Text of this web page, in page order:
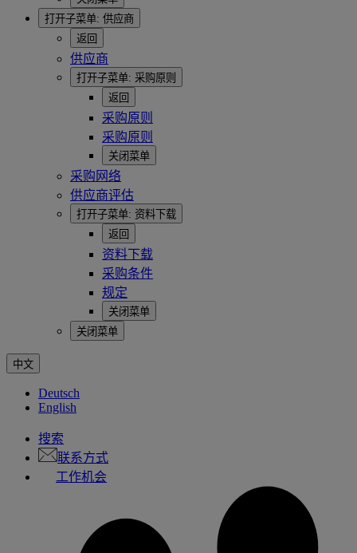
打开子菜单: 供应商
返回
供应商
打开子菜单: 采购原则
返回
采购原则
采购原则
关闭菜单
采购网络
供应商评估
打开子菜单: 资料下载
返回
资料下载
采购条件
规定
关闭菜单
关闭菜单
中文
Deutsch
English
搜索
联系方式
工作机会